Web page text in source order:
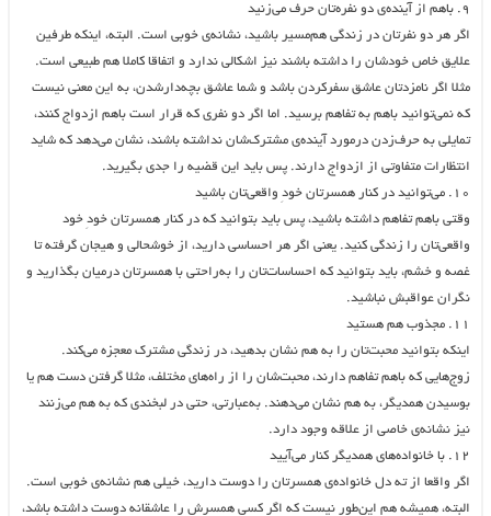
۹. باهم از آینده‌ی دو نفره‌تان حرف می‌زنید
اگر هر دو نفرتان در زندگی هم‌مسیر باشید، نشانه‌ی خوبی است. البته، اینکه طرفین
علایق خاص خودشان را داشته باشند نیز اشکالی ندارد و اتفاقا کاملا هم طبیعی است.
مثلا اگر نامزدتان عاشق سفرکردن باشد و شما عاشق بچه‌دارشدن، به این معنی نیست
که نمی‌توانید باهم به تفاهم برسید. اما اگر دو نفری که قرار است باهم ازدواج کنند،
تمایلی به حرف‌زدن درمورد آینده‌ی مشترک‌شان نداشته باشند، نشان می‌دهد که شاید
انتظارات متفاوتی از ازدواج دارند. پس باید این قضیه را جدی بگیرید.
۱۰. می‌توانید در کنار همسرتان خودِ واقعی‌تان باشید
وقتی باهم تفاهم داشته باشید، پس باید بتوانید که در کنار همسرتان خودِ خود
واقعی‌تان را زندگی کنید. یعنی اگر هر احساسی دارید، از خوشحالی و هیجان گرفته تا
غصه و خشم، باید بتوانید که احساسات‌تان را به‌راحتی با همسرتان درمیان بگذارید و
نگران عواقبش نباشید.
۱۱. مجذوب هم هستید
اینکه بتوانید محبت‌تان را به‌ هم نشان بدهید، در زندگی مشترک معجزه می‌کند.
زوج‌هایی که باهم تفاهم دارند، محبت‌شان را از راه‌های مختلف، مثلا گرفتن دست هم یا
بوسیدن همدیگر، به‌ هم نشان می‌دهند. به‌عبارتی، حتی در لبخندی که به‌ هم می‌زنند
نیز نشانه‌ی خاصی از علاقه وجود دارد.
۱۲. با خانواده‌های همدیگر کنار می‌آیید
اگر واقعا از ته دل خانواده‌ی همسرتان را دوست دارید، خیلی هم نشانه‌ی خوبی است.
البته، همیشه هم این‌طور نیست که اگر کسی همسرش را عاشقانه دوست داشته باشد،